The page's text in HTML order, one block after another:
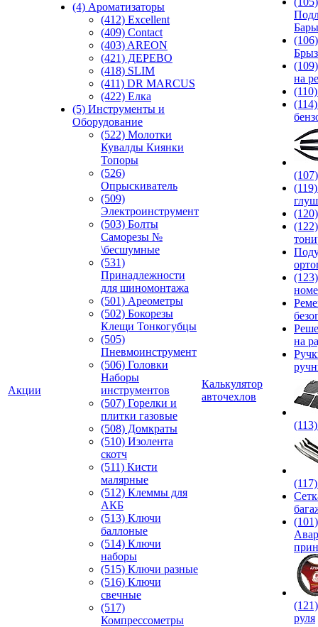
Акции
(4) Ароматизаторы
(412) Excellent
(409) Contact
(403) AREON
(421) ДЕРЕВО
(418) SLIM
(411) DR MARCUS
(422) Елка
(5) Инструменты и
Оборудование
(522) Молотки
Кувалды Киянки
Топоры
(526)
Опрыскиватель
(509)
Электроинструмент
(503) Болты
Саморезы №
\бесшумные
(531)
Принадлежности
для шиномонтажа
(501) Ареометры
(502) Бокорезы
Клещи Тонкогубцы
(505)
Пневмоинструмент
(506) Головки
Наборы
инструментов
(507) Горелки и
плитки газовые
(508) Домкраты
(510) Изолента
скотч
(511) Кисти
малярные
(512) Клеммы для
АКБ
(513) Ключи
баллоные
(514) Ключи
наборы
(515) Ключи разные
(516) Ключи
свечные
(517)
Компрессометры
Калькулятор
авточехлов
Бары
(106)
на
на
(101)
руля